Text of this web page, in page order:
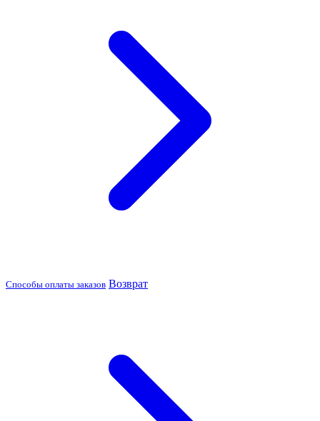
Способы оплаты заказов Возврат